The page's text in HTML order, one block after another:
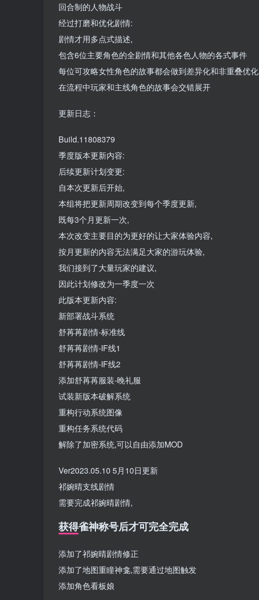
回合制的人物战斗
经过打磨和优化剧情:
剧情才用多点式描述,
包含6位主要角色的全剧情和其他各色人物的各式事件
每位可攻略女性角色的故事都会做到差异化和非重叠优化
在流程中玩家和主线角色的故事会交错展开
更新日志：
Build.11808379
季度版本更新内容:
后续更新计划变更:
自本次更新后开始,
本组将把更新周期改变到每个季度更新,
既每3个月更新一次,
本次改变主要目的为更好的让大家体验内容,
按月更新的内容无法满足大家的游玩体验,
我们接到了大量玩家的建议,
因此计划修改为一季度一次
此版本更新内容:
新部署战斗系统
舒苒苒剧情-标准线
舒苒苒剧情-IF线1
舒苒苒剧情-IF线2
添加舒苒苒服装-晚礼服
试装新版本破解系统
重构行动系统图像
重构任务系统代码
解除了加密系统,可以自由添加MOD
Ver2023.05.10 5月10日更新
祁婉晴支线剧情
需要完成祁婉晴剧情,
获得雀神称号后才可完全完成
添加了祁婉晴剧情修正
添加了地图重瞳神龛,需要通过地图触发
添加角色看板娘